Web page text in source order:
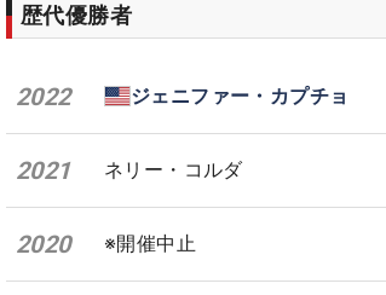
歴代優勝者
2022 ジェニファー・カプチョ
2021 ネリー・コルダ
2020 ※開催中止